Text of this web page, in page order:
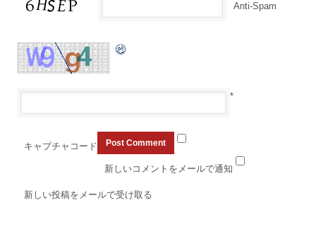
Anti-Spam
キャプチャコード
*
新しいコメントをメールで通知
新しい投稿をメールで受け取る